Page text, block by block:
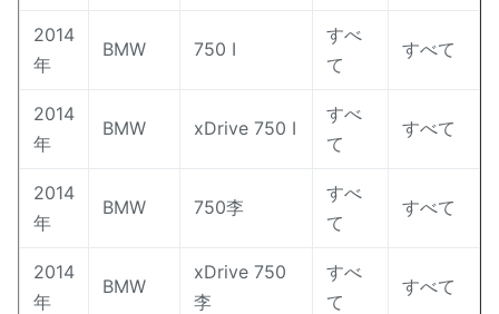
2014
年
BMW 750 I
すべ
て
すべて
2014
年
BMW xDrive 750 I
すべ
て
すべて
2014
年
BMW 750李
すべ
て
すべて
2014
年
BMW
xDrive 750
李
すべ
て
すべて